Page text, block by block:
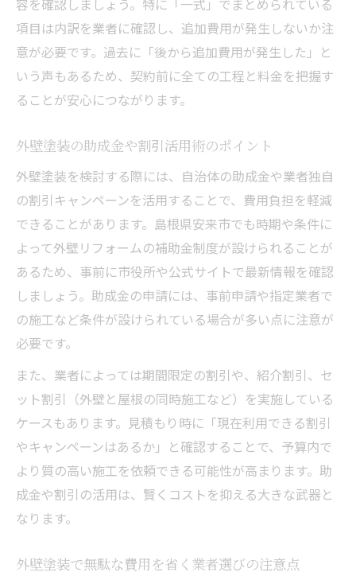
外壁塗装のタイミングを逃した時のリスク
外壁塗装を20年しない場合の寿命判定方法
外壁塗装で劣化した外壁を延命する具体策
外壁塗装の費用内訳を知り賢く選ぶコツ
外壁塗装のペンキ代や足場代の見極め方
外壁塗装費用の内訳別に選ぶ業者の基準
外壁塗装の追加費用を防ぐ見積もりチェッ
ク
外壁塗装でコスパを重視した費用内訳の確
認
長持ちを目指す外壁塗装の施工ポイント
方
外壁塗装の塗料選択で長寿命を実現するコ
ツ
外壁塗装を長持ちさせる下地処理の重要性
外壁塗装の塗り重ね回数と効果的な工程管
理
め
項目は内訳を業者に確認し、追加費用が発生しないか注
意が必要です。過去に「後から追加費用が発生した」と
いう声もあるため、契約前に全ての工程と料金を把握す
ることが安心につながります。
外壁塗装の助成金や割引活用術のポイント
外壁塗装を検討する際には、自治体の助成金や業者独自
の割引キャンペーンを活用することで、費用負担を軽減
できることがあります。島根県安来市でも時期や条件に
よって外壁リフォームの補助金制度が設けられることが
あるため、事前に市役所や公式サイトで最新情報を確認
しましょう。助成金の申請には、事前申請や指定業者で
の施工など条件が設けられている場合が多い点に注意が
必要です。
また、業者によっては期間限定の割引や、紹介割引、セ
ット割引（外壁と屋根の同時施工など）を実施している
ケースもあります。見積もり時に「現在利用できる割引
やキャンペーンはあるか」と確認することで、予算内で
より質の高い施工を依頼できる可能性が高まります。助
成金や割引の活用は、賢くコストを抑える大きな武器と
なります。
外壁塗装で無駄な費用を省く業者選びの注意点